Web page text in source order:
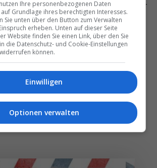
Tourismuspreis ist noch lang. Doch der
Unklar bleibt, ob HotellerieSuisse, die
Milestone besitzt, diese Marke einem
stellt oder ob sie diese für sich
Probleme sind hingegen seitens des
Ein Vertreter des Staatssekretariates für
wie schon beim Niesen Summit am 15.
sich das Seco auch künftig bei einem
beteiligen werde. Die entsprechenden
Ihre personenbezogenen Daten
Grundlage ihres berechtigten Interesses.
Sie unten über den Button zum Verwalten
erheben. Unten auf dieser Seite
Website finden Sie einen Link, über den Sie
die Datenschutz- und Cookie-Einstellungen
können.
Einwilligen
Optionen verwalten